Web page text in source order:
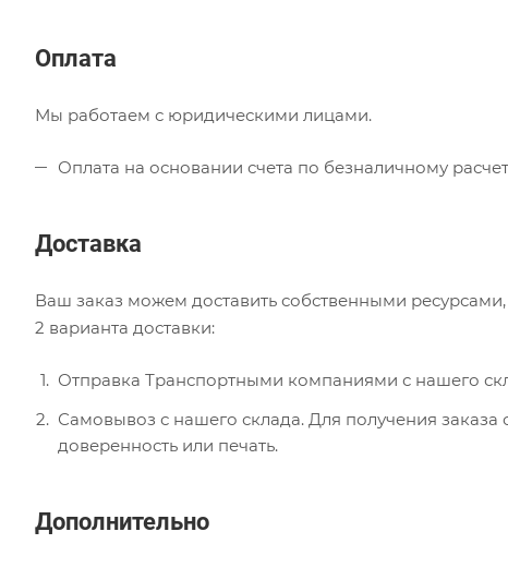
Оплата
Мы работаем с юридическими лицами.
Оплата на основании счета по безналичному
Доставка
Ваш заказ можем доставить собственными
2 варианта доставки:
Отправка Транспортными компаниями с нашего
Самовывоз с нашего склада. Для получения заказа
доверенность или печать.
Дополнительно